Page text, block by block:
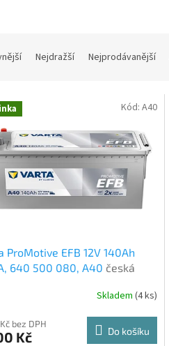
Nejdražší Nejprodávanější
ProMotive EFB 12V 140Ah
640 500 080, A40 česká
staré autobaterie při
nové (nepovinné)
Skladem (4 ks)
bez DPH
Kč Do košíku
Kód: A40